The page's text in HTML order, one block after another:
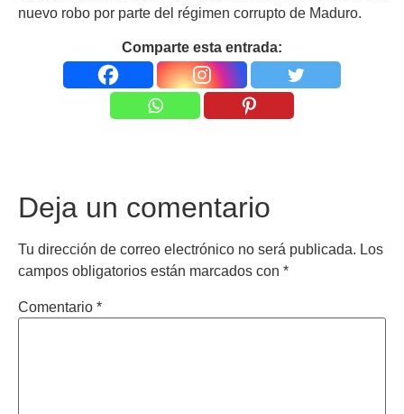
nuevo robo por parte del régimen corrupto de Maduro.
Comparte esta entrada:
Deja un comentario
Tu dirección de correo electrónico no será publicada. Los
campos obligatorios están marcados con *
Comentario *